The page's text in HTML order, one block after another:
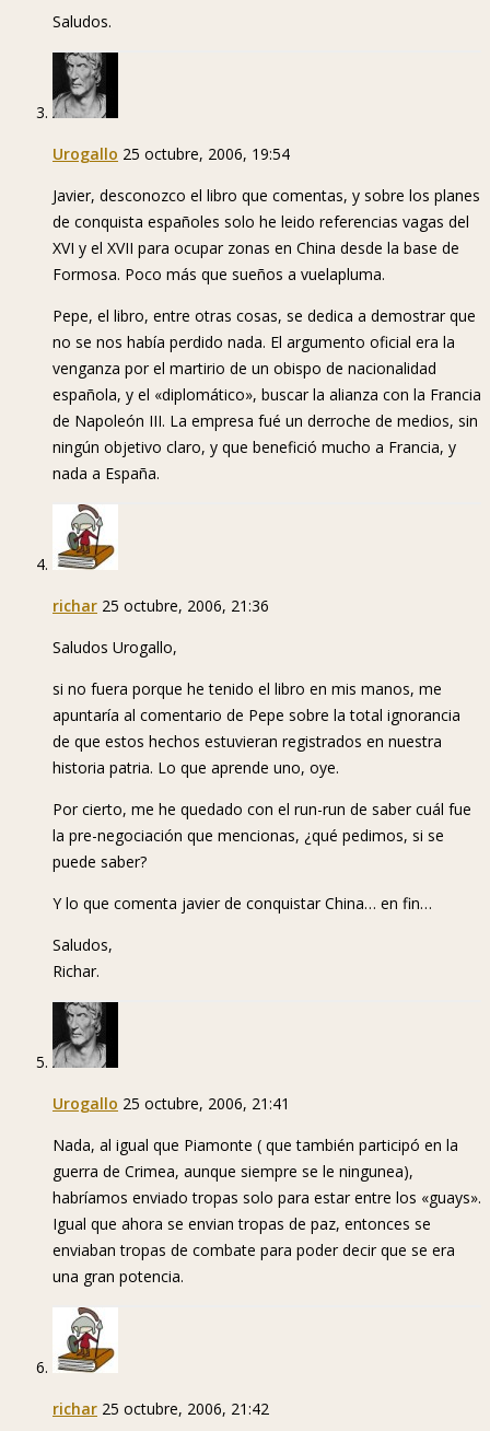
Saludos.
Urogallo 25 octubre, 2006, 19:54
Javier, desconozco el libro que comentas, y sobre los planes
de conquista españoles solo he leido referencias vagas del
XVI y el XVII para ocupar zonas en China desde la base de
Formosa. Poco más que sueños a vuelapluma.
Pepe, el libro, entre otras cosas, se dedica a demostrar que
no se nos había perdido nada. El argumento oficial era la
venganza por el martirio de un obispo de nacionalidad
española, y el «diplomático», buscar la alianza con la Francia
de Napoleón III. La empresa fué un derroche de medios, sin
ningún objetivo claro, y que benefició mucho a Francia, y
nada a España.
richar 25 octubre, 2006, 21:36
Saludos Urogallo,
si no fuera porque he tenido el libro en mis manos, me
apuntaría al comentario de Pepe sobre la total ignorancia
de que estos hechos estuvieran registrados en nuestra
historia patria. Lo que aprende uno, oye.
Por cierto, me he quedado con el run-run de saber cuál fue
la pre-negociación que mencionas, ¿qué pedimos, si se
puede saber?
Y lo que comenta javier de conquistar China… en fin…
Saludos,
Richar.
Urogallo 25 octubre, 2006, 21:41
Nada, al igual que Piamonte ( que también participó en la
guerra de Crimea, aunque siempre se le ningunea),
habríamos enviado tropas solo para estar entre los «guays».
Igual que ahora se envian tropas de paz, entonces se
enviaban tropas de combate para poder decir que se era
una gran potencia.
richar 25 octubre, 2006, 21:42